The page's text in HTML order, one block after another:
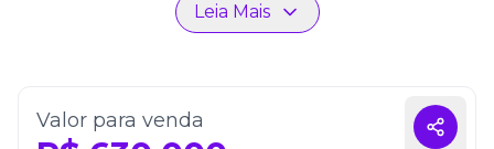
Além disso, conta com uma vaga de garagem e está
para morar com qualidade ou investir em um
imóvel promissor.
Leia Mais
Valor para venda